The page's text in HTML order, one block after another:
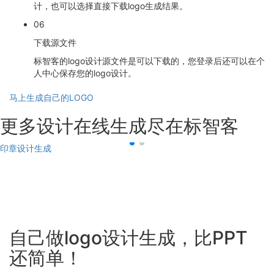
计，也可以选择直接下载logo生成结果。
06
下载源文件
标智客的logo设计源文件是可以下载的，您登录后还可以在个
人中心保存您的logo设计。
马上生成自己的LOGO
更多设计在线生成尽在标智客
印章设计生成
自己做logo设计生成，比PPT
还简单！